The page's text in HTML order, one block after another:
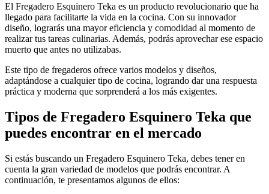
El Fregadero Esquinero Teka es un producto revolucionario que ha
llegado para facilitarte la vida en la cocina. Con su innovador
diseño, lograrás una mayor eficiencia y comodidad al momento de
realizar tus tareas culinarias. Además, podrás aprovechar ese espacio
muerto que antes no utilizabas.
Este tipo de fregaderos ofrece varios modelos y diseños,
adaptándose a cualquier tipo de cocina, logrando dar una respuesta
práctica y moderna que sorprenderá a los más exigentes.
Tipos de Fregadero Esquinero Teka que
puedes encontrar en el mercado
Si estás buscando un Fregadero Esquinero Teka, debes tener en
cuenta la gran variedad de modelos que podrás encontrar. A
continuación, te presentamos algunos de ellos: